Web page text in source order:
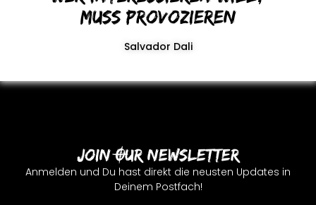
muss provozieren
Salvador Dali
Join Our Newsletter
Anmelden und Du hast direkt die neusten Updates in
Deinem Postfach!